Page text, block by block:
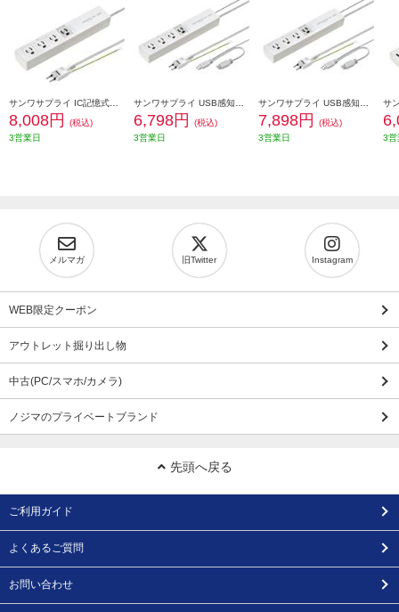
8,008円
(税込)
3営業日
6,798円
(税込)
3営業日
7,898円
(税込)
3営業日
3営
メルマガ 旧Twitter Instagram
WEB限定クーポン
アウトレット掘り出し物
中古(PC/スマホ/カメラ)
ノジマのプライベートブランド
先頭へ戻る
ご利用ガイド
よくあるご質問
お問い合わせ